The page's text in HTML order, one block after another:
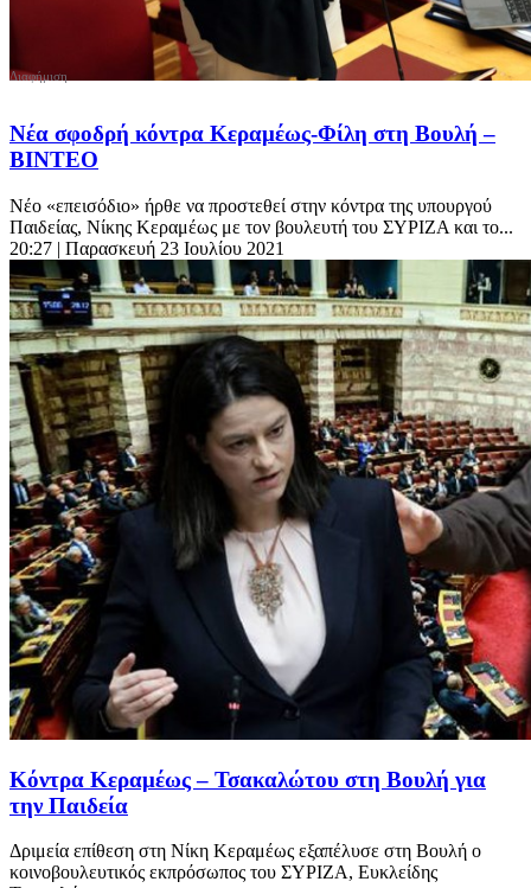
Νέα σφοδρή κόντρα Κεραμέως-Φίλη στη Βουλή –
ΒΙΝΤΕΟ
Νέο «επεισόδιο» ήρθε να προστεθεί στην κόντρα της υπουργού
Παιδείας, Νίκης Κεραμέως με τον βουλευτή του ΣΥΡΙΖΑ και το...
20:27 | Παρασκευή 23 Ιουλίου 2021
Κόντρα Κεραμέως – Τσακαλώτου στη Βουλή για
την Παιδεία
Δριμεία επίθεση στη Νίκη Κεραμέως εξαπέλυσε στη Βουλή ο
κοινοβουλευτικός εκπρόσωπος του ΣΥΡΙΖΑ, Ευκλείδης